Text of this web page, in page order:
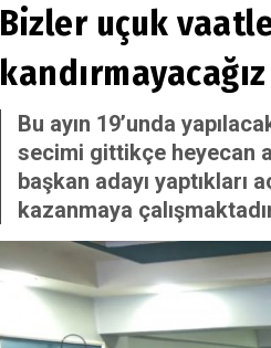
Bizler uçuk
kandırmayacağız
Bu ayın 19’unda
secimi gittikçe heyecan
başkan adayı yaptıkları
kazanmaya